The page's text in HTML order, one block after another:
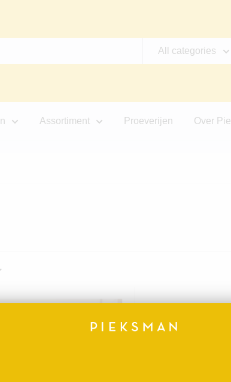
All categories
Assortiment Proeverijen Over